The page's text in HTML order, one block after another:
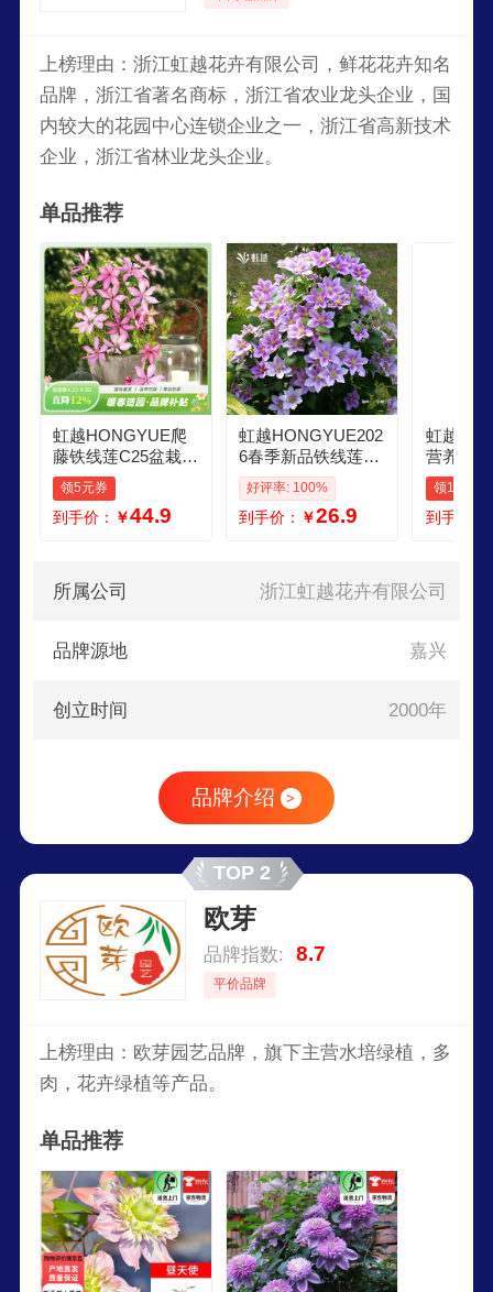
上榜理由：浙江虹越花卉有限公司，鲜花花卉知名
品牌，浙江省著名商标，浙江省农业龙头企业，国
内较大的花园中心连锁企业之一，浙江省高新技术
企业，浙江省林业龙头企业。
单品推荐
虹越HONGYUE爬
藤铁线莲C25盆栽苗
花园阳台花墙花柱
装饰藤本花卉 花量
大易爆花HN吉赛尔
领5元券
到手价： ￥44.9
虹越HONGYUE202
6春季新品铁线莲P9
盆栽小苗花墙拱门
装饰藤本花卉HN 小
鸭 P9小规格盆栽根
好评率: 100%
到手价： ￥26.9
虹越新
营养土
线莲专
土 大包
养土 28
领10元券
到手价：
所属公司 浙江虹越花卉有限公司
品牌源地 嘉兴
创立时间 2000年
品牌介绍 >
TOP 2
欧芽
品牌指数: 8.7
平价品牌
上榜理由：欧芽园艺品牌，旗下主营水培绿植，多
肉，花卉绿植等产品。
单品推荐